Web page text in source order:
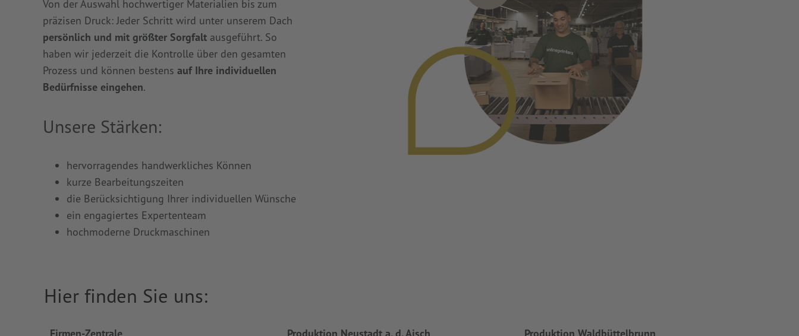
Von der Auswahl hochwertiger Materialien bis zum
präzisen Druck: Jeder Schritt wird unter unserem Dach
persönlich und mit größter Sorgfalt ausgeführt. So
haben wir jederzeit die Kontrolle über den gesamten
Prozess und können bestens auf Ihre individuellen
Bedürfnisse eingehen.
Unsere Stärken:
hervorragendes handwerkliches Können
kurze Bearbeitungszeiten
die Berücksichtigung Ihrer individuellen Wünsche
ein engagiertes Expertenteam
hochmoderne Druckmaschinen
Hier finden Sie uns: